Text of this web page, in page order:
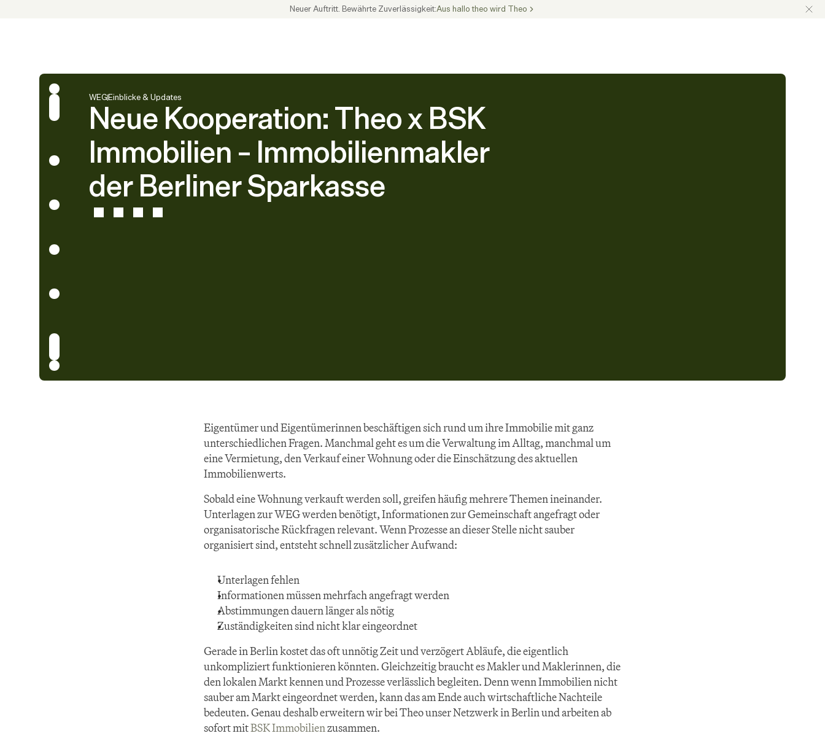
WEG Einblicke & Updates
Neue Kooperation: Theo x BSK
Immobilien – Immobilienmakler
der Berliner Sparkasse
Eigentümer und Eigentümerinnen beschäftigen sich rund um ihre Immobilie mit ganz
unterschiedlichen Fragen. Manchmal geht es um die Verwaltung im Alltag, manchmal um
eine Vermietung, den Verkauf einer Wohnung oder die Einschätzung des aktuellen
Immobilienwerts.
Sobald eine Wohnung verkauft werden soll, greifen häufig mehrere Themen ineinander.
Unterlagen zur WEG werden benötigt, Informationen zur Gemeinschaft angefragt oder
organisatorische Rückfragen relevant. Wenn Prozesse an dieser Stelle nicht sauber
organisiert sind, entsteht schnell zusätzlicher Aufwand:
Unterlagen fehlen
Informationen müssen mehrfach angefragt werden
Abstimmungen dauern länger als nötig
Zuständigkeiten sind nicht klar eingeordnet
Gerade in Berlin kostet das oft unnötig Zeit und verzögert Abläufe, die eigentlich
unkompliziert funktionieren könnten. Gleichzeitig braucht es Makler und Maklerinnen, die
den lokalen Markt kennen und Prozesse verlässlich begleiten. Denn wenn Immobilien nicht
sauber am Markt eingeordnet werden, kann das am Ende auch wirtschaftliche Nachteile
bedeuten. Genau deshalb erweitern wir bei Theo unser Netzwerk in Berlin und arbeiten ab
sofort mit BSK Immobilien zusammen.
Neuer Auftritt. Bewährte Zuverlässigkeit:Aus hallo theo wird Theo